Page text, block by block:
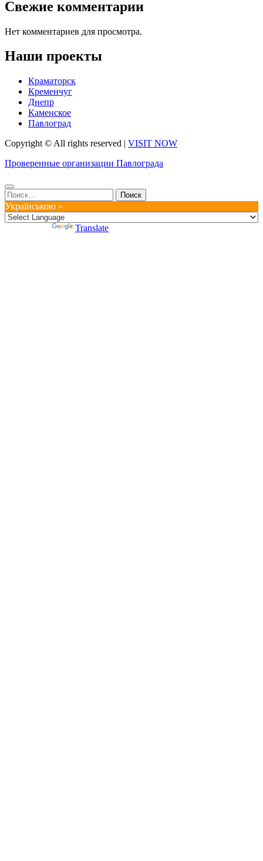
Свежие комментарии
Нет комментариев для просмотра.
Наши проекты
Краматорск
Кременчуг
Днепр
Каменское
Павлоград
Copyright © All rights reserved | VISIT NOW
Проверенные организации Павлограда
Найти:
Українською »
Translate